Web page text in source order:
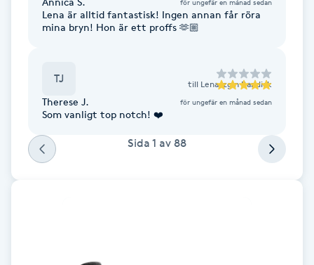
Brynformning
Brynplockning
Bröllopsuppsättning
Lena är alltid fantastisk! Ingen annan får röra
mina bryn! Hon är ett proffs 🫶🏼
TJ till Lena Izgin Bandick
Therese J. för ungefär en månad sedan
Som vanligt top notch! ❤️
Sida 1 av 88